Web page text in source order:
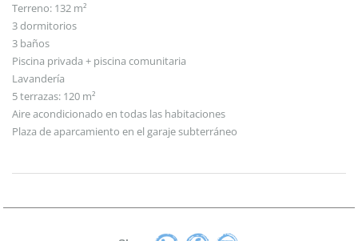
Terreno: 132 m²
3 dormitorios
3 baños
Piscina privada + piscina comunitaria
Lavandería
5 terrazas: 120 m²
Aire acondicionado en todas las habitaciones
Plaza de aparcamiento en el garaje subterráneo